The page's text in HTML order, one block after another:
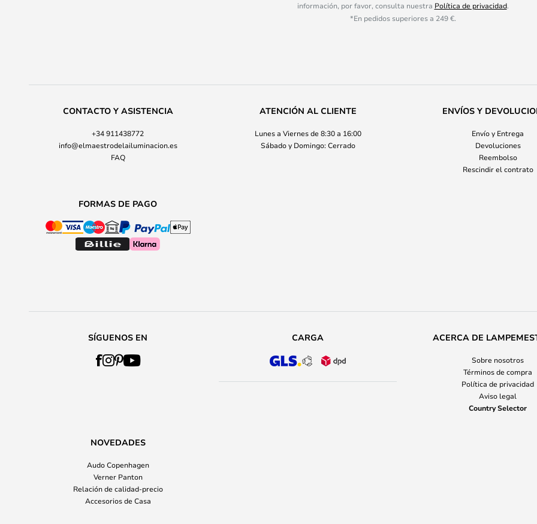
información, por favor, consulta nuestra Política de privacidad.
*En pedidos superiores a 249 €.
CONTACTO Y ASISTENCIA
+34 911438772
info@elmaestrodelailuminacion.es
FAQ
ATENCIÓN AL CLIENTE
Lunes a Viernes de 8:30 a 16:00
Sábado y Domingo: Cerrado
ENVÍOS Y
Envío y Entrega
Devoluciones
Reembolso
Rescindir el contrato
FORMAS DE PAGO
SÍGUENOS EN CARGA ACERCA DE
Sobre nosotros
Términos de compra
Política de privacidad
Aviso legal
Country Selector
NOVEDADES
Audo Copenhagen
Verner Panton
Relación de calidad-precio
Accesorios de Casa